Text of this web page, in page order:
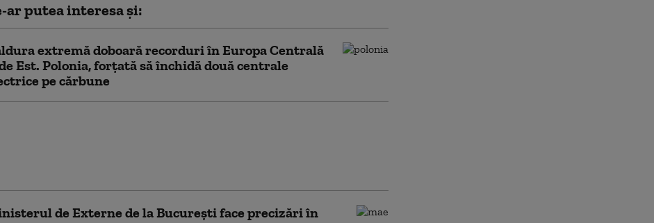
ar putea interesa și:
extremă doboară recorduri în Europa Centrală
Est. Polonia, forțată să închidă două centrale
pe cărbune
de Externe de la București face precizări în